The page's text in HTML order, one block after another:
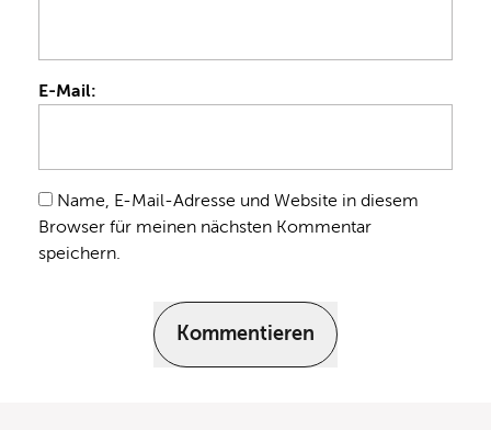
E-Mail:
Name, E-Mail-Adresse und Website in diesem
Browser für meinen nächsten Kommentar
speichern.
Kommentieren